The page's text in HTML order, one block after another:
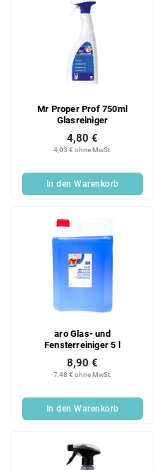
Mr Proper Prof 750ml
Glasreiniger
4,03 € ohne MwSt.
4,80 €
In den Warenkorb
aro Glas- und
Fensterreiniger 5 l
7,48 € ohne MwSt.
8,90 €
In den Warenkorb